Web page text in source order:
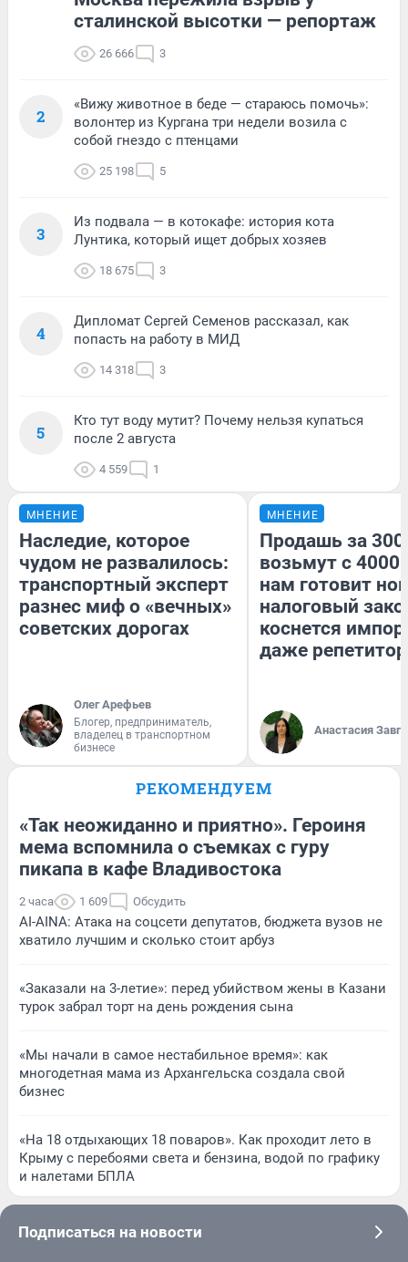
сталинской высотки — репортаж
26 666 3
2
«Вижу животное в беде — стараюсь помочь»:
волонтер из Кургана три недели возила с
собой гнездо с птенцами
25 198 5
3
Из подвала — в котокафе: история кота
Лунтика, который ищет добрых хозяев
18 675 3
4
Дипломат Сергей Семенов рассказал, как
попасть на работу в МИД
14 318 3
5
Кто тут воду мутит? Почему нельзя купаться
после 2 августа
4 559 1
МНЕНИЕ
Наследие, которое
чудом не развалилось:
транспортный эксперт
разнес миф о «вечных»
советских дорогах
Олег Арефьев
Блогер, предприниматель,
владелец в транспортном
бизнесе
МНЕНИЕ
Продашь за
возьмут с
нам готовит
налоговый
коснется
даже
Анастасия
РЕКОМЕНДУЕМ
«Так неожиданно и приятно». Героиня
мема вспомнила о съемках с гуру
пикапа в кафе Владивостока
2 часа 1 609 Обсудить
AI-AINA: Атака на соцсети депутатов, бюджета вузов не
хватило лучшим и сколько стоит арбуз
«Заказали на 3-летие»: перед убийством жены в Казани
турок забрал торт на день рождения сына
«Мы начали в самое нестабильное время»: как
многодетная мама из Архангельска создала свой
бизнес
«На 18 отдыхающих 18 поваров». Как проходит лето в
Крыму с перебоями света и бензина, водой по графику
и налетами БПЛА
Подписаться на новости